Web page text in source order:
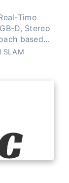
Time
D, Stereo
based
loop
SLAM